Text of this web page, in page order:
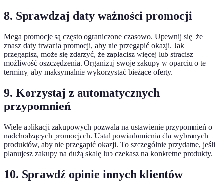
8. Sprawdzaj daty ważności promocji
Mega promocje są często ograniczone czasowo. Upewnij się, że
znasz daty trwania promocji, aby nie przegapić okazji. Jak
przegapisz, może się zdarzyć, że zapłacisz więcej lub stracisz
możliwość oszczędzenia. Organizuj swoje zakupy w oparciu o te
terminy, aby maksymalnie wykorzystać bieżące oferty.
9. Korzystaj z automatycznych
przypomnień
Wiele aplikacji zakupowych pozwala na ustawienie przypomnień o
nadchodzących promocjach. Ustal powiadomienia dla wybranych
produktów, aby nie przegapić okazji. To szczególnie przydatne, jeśli
planujesz zakupy na dużą skalę lub czekasz na konkretne produkty.
10. Sprawdź opinie innych klientów